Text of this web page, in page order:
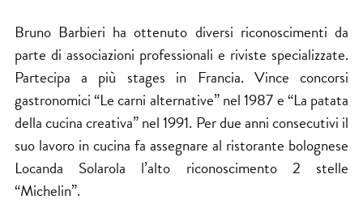
Bruno Barbieri ha ottenuto diversi riconoscimenti da
parte di associazioni professionali e riviste specializzate.
Partecipa a più stages in Francia. Vince concorsi
gastronomici “Le carni alternative” nel 1987 e “La patata
della cucina creativa” nel 1991. Per due anni consecutivi il
suo lavoro in cucina fa assegnare al ristorante bolognese
Locanda Solarola l’alto riconoscimento 2 stelle
“Michelin”.